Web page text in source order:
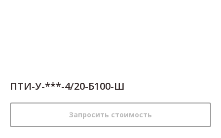
ПТИ-У-***-4/20-Б100-Ш
Запросить стоимость